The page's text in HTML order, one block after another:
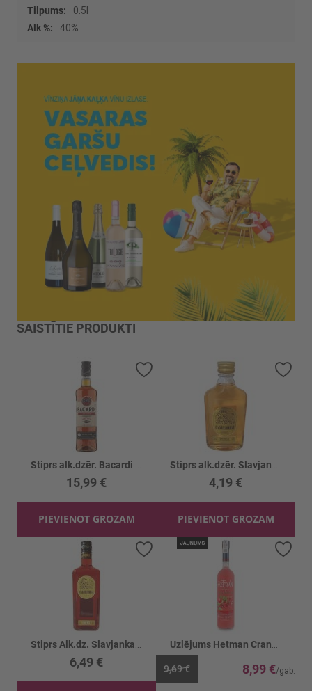
informācijas0.5l
40%
SAISTĪTIE PRODUKTI
15,99 €
PIEVIENOT GROZAM
Pievienot vēlmju sarakstam
4,19 €
PIEVIENOT GROZAM
6,49 €
Pievienot vēlmju sarakstam
9,69 € 8,99 €